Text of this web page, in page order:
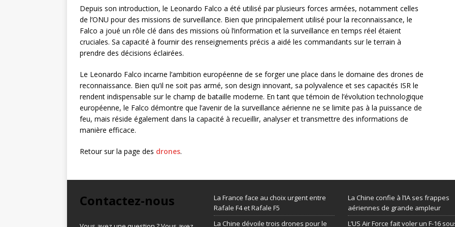
Depuis son introduction, le Leonardo Falco a été utilisé par plusieurs forces armées, notamment celles
de l’ONU pour des missions de surveillance. Bien que principalement utilisé pour la reconnaissance, le
Falco a joué un rôle clé dans des missions où l’information et la surveillance en temps réel étaient
cruciales. Sa capacité à fournir des renseignements précis a aidé les commandants sur le terrain à
prendre des décisions éclairées.
Le Leonardo Falco incarne l’ambition européenne de se forger une place dans le domaine des drones de
reconnaissance. Bien qu’il ne soit pas armé, son design innovant, sa polyvalence et ses capacités ISR le
rendent indispensable sur le champ de bataille moderne. En tant que témoin de l’évolution technologique
européenne, le Falco démontre que l’avenir de la surveillance aérienne ne se limite pas à la puissance de
feu, mais réside également dans la capacité à recueillir, analyser et transmettre des informations de
manière efficace.
Retour sur la page des drones.
Contactez-nous
La France face au choix urgent entre
Rafale F4 et Rafale F5
La Chine dévoile trois drones pour le
La Chine confie à l’IA ses frappes
aériennes de grande ampleur
L’US Air Force fait voler un F-16